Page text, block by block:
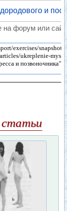
и
на форум или
статьи